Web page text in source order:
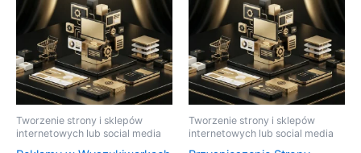
Tworzenie strony i sklepów
internetowych lub social media
Tworzenie strony i sklepów
internetowych lub social media